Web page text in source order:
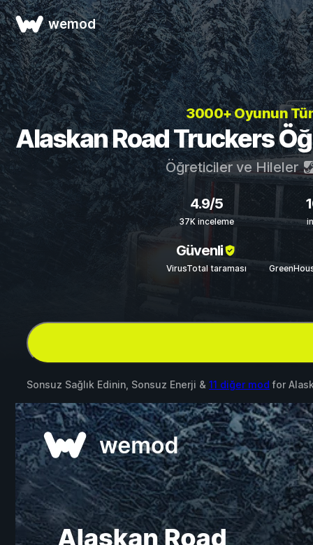
wemod
3000+ Oyunun
Alaskan Road Truckers
Öğreticiler ve Hileler
4.9/5
37K inceleme
Güvenli
VirusTotal taraması
Sonsuz Sağlık Edinin, Sonsuz Enerji & 11 diğer mod for